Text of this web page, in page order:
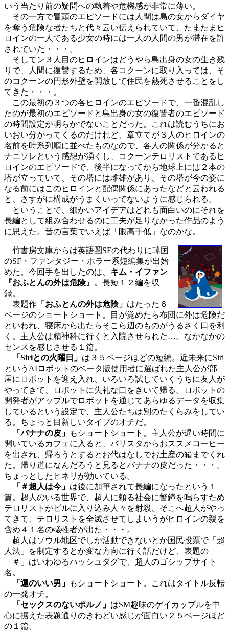
いう当たり前の疑問への執着や危機感が非常に薄い。
その一方で冒頭のエピソードには人間は島の女からダイヤ
を奪う危険な者たちと代々云い伝えられていて、たまたまヒ
ロインの一人である少女の時には一人の人間の男が滞在を許
されていた・・・。
そしてン３人目のヒロインはどうやら島出身の女の生き残
りで、人間に復讐するため、各コクーンに取り入っては、そ
のコクーンの円形外壁を開放して住民を熱死させることをし
てきた・・・。
この最初の３つの各ヒロインのエピソードで、一番混乱し
たのが最初のエピソードと島出身の女の復讐者のエピソード
の時間設定が明らかでないことだった。これは読むうちにお
いおい分かってくるのだけれど、章立てが３人のヒロインの
名前を時系列順に並べたものなので、各人の関係が分かると
ナニソレという感想が湧くし、コクーンテロリストであるヒ
ロインのエピソードで、後半になってから地球上には２本の
塔が立っていて、その塔には雌雄があり、その塔が今の姿に
なる前にはこのヒロインと配偶関係にあったなどと云われる
と、さすがに構成がうまくいってないように感じられる。
ということで、細かいアイデアはどれも面白いのにそれを
長編として組み合わせるのに工夫が足りなかった作品のよう
に思えた。昔の言葉でいえば「眼高手低」なのかな。
竹書房文庫からは英語圏SFの代わりに韓国
のSF・ファンタジー・ホラー系短編集が出始
めた。今回手を出したのは、 キム・イファン
『おふとんの外は危険』
。長短１２編を収
録。
表題作 「おふとんの外は危険」 はたった６
ページのショートショート。目が覚めたら布団に外は危険だ
といわれ、寝床から出たらそこら辺のものがうるさく口を利
く。主人公は精神科に行くと入院させられた…。なかなかの
センスを感じさせる１篇。
「Siriとの火曜日」 は３５ページほどの短編。近未来にSiri
というAIロボットのベータ版使用者に選ばれた主人公が部
屋にロボットを迎え入れ、いろいろ試していくうちに友人が
やってきて、ロボットに失礼な口をきいて帰る。ロボットの
開発者がアップルでロボットを通じてあらゆるデータを収集
しているという設定で、主人公たちは別のたくらみをしてい
る。ちょっと目新しいタイプのオチだ。
「バナナの皮」
もショートショート。主人公が遅い時間に
開いているカフェに入ると、バリスタからおススメコーヒー
を出され、帰ろうとするとお代はなしでお土産の箱までくれ
た。帰り道になんだろうと見るとバナナの皮だった・・・。
ちょっとしたヒネリが効いている。
「＃超人は今」 は後に加筆されて長編になったという１
篇。超人のいる世界で、超人に頼る社会に警鐘を鳴らすため
テロリストがビルに入り込み人々を射殺、そこへ超人がやっ
てきて、テロリストを全滅させてしまいうがヒロインの親を
含め４１名の犠牲者が出た・・・。
超人はソウル地区でしか活動できないとか国民投票で「超
人法」を制定するとか変な方向に行く話だけど、表題の
「＃」はいわゆるハッシュタグで、超人のゴシップサイト
名。
「運のいい男」
もショートショート。これはタイトル反転
の一発オチ。
「セックスのないポルノ」 はSM趣味のゲイカップルを中
心に据えた表題通りのきわどい感じが面白い２５ページほど
の１篇。